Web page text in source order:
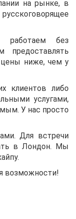
на рынке, в
без
предоставлять
цены ниже, чем у
клиентов либо
услугами,
У нас просто
Для встречи
в Лондон. Мы
возможности!